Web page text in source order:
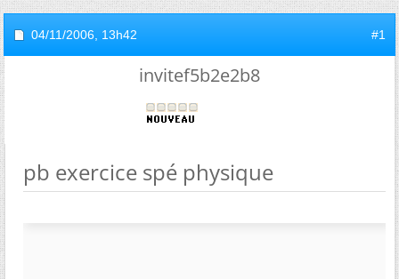
04/11/2006, 13h42 #1
invitef5b2e2b8
pb exercice spé physique